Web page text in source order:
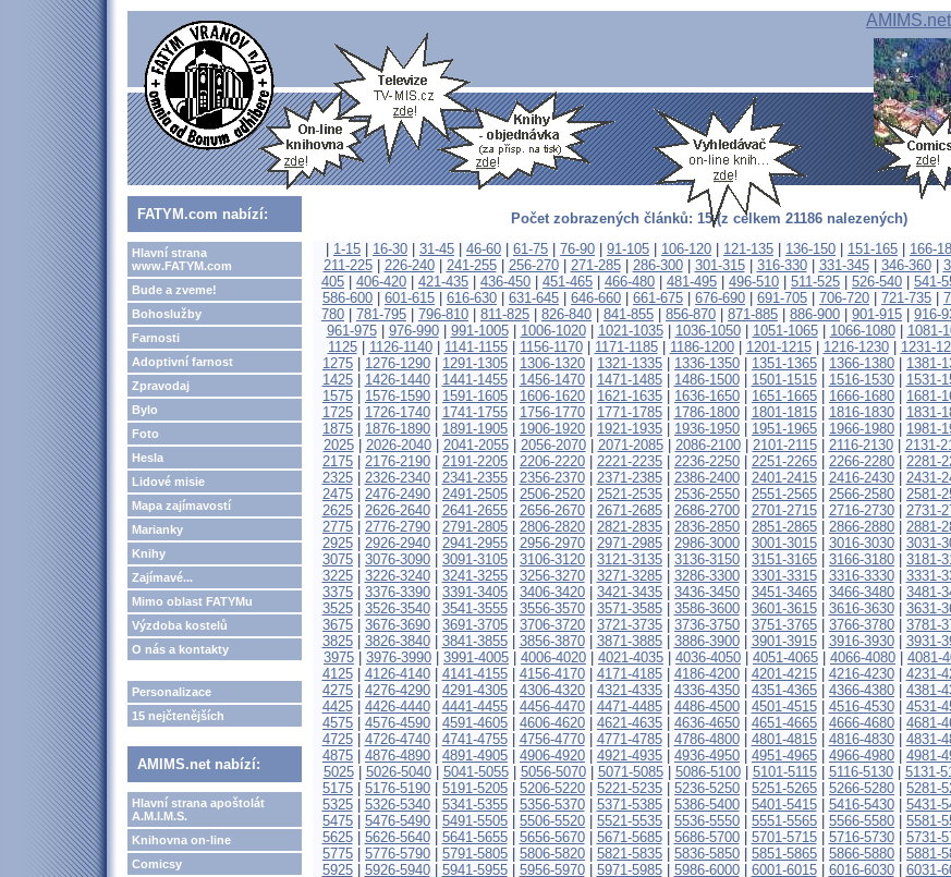
AMIMS.net
FATYM.com nabízí:
Hlavní strana
www.FATYM.com
Bude a zveme!
Bohoslužby
Farnosti
Adoptivní farnost
Zpravodaj
Bylo
Foto
Hesla
Lidové misie
Mapa zajímavostí
Marianky
Knihy
Zajímavé...
Mimo oblast FATYMu
Výzdoba kostelů
O nás a kontakty
Personalizace
15 nejčtenějších
AMIMS.net nabízí:
Hlavní strana apoštolát
A.M.I.M.S.
Knihovna on-line
Comicsy
Počet zobrazených článků: 15 (z celkem 21186 nalezených)
1-15 16-30 31-45 46-60 61-75 76-90 91-105 106-120 121-135 136-150 151-165 166-
211-225| 226-240| 241-255| 256-270| 271-285| 286-300| 301-315| 316-330| 331-345| 346-360|
405
406-420 421-435 436-450 451-465 466-480 481-495 496-510 511-525 526-540 541-
586-600
601-615 616-630 631-645 646-660 661-675 676-690 691-705 706-720 721-735
780
781-795 796-810 811-825 826-840 841-855 856-870 871-885 886-900 901-915 916-
961-975| 976-990| 991-1005| 1006-1020| 1021-1035| 1036-1050| 1051-1065| 1066-1080| 1081-
1125| 1126-1140| 1141-1155| 1156-1170| 1171-1185| 1186-1200| 1201-1215| 1216-1230| 1231-
1275
1276-1290 1291-1305 1306-1320 1321-1335 1336-1350 1351-1365 1366-1380 1381-
1425| 1426-1440| 1441-1455| 1456-1470| 1471-1485| 1486-1500| 1501-1515| 1516-1530| 1531-
1575
1576-1590 1591-1605 1606-1620 1621-1635 1636-1650 1651-1665 1666-1680 1681-
1725| 1726-1740| 1741-1755| 1756-1770| 1771-1785| 1786-1800| 1801-1815| 1816-1830| 1831-
1875
1876-1890 1891-1905 1906-1920 1921-1935 1936-1950 1951-1965 1966-1980 1981-
2025| 2026-2040| 2041-2055| 2056-2070| 2071-2085| 2086-2100| 2101-2115| 2116-2130| 2131-
2175
2176-2190 2191-2205 2206-2220 2221-2235 2236-2250 2251-2265 2266-2280 2281-
2325| 2326-2340| 2341-2355| 2356-2370| 2371-2385| 2386-2400| 2401-2415| 2416-2430| 2431-
2475
2476-2490 2491-2505 2506-2520 2521-2535 2536-2550 2551-2565 2566-2580 2581-
2625| 2626-2640| 2641-2655| 2656-2670| 2671-2685| 2686-2700| 2701-2715| 2716-2730| 2731-
2775
2776-2790 2791-2805 2806-2820 2821-2835 2836-2850 2851-2865 2866-2880 2881-
2925| 2926-2940| 2941-2955| 2956-2970| 2971-2985| 2986-3000| 3001-3015| 3016-3030| 3031-
3075
3076-3090 3091-3105 3106-3120 3121-3135 3136-3150 3151-3165 3166-3180 3181-
3225| 3226-3240| 3241-3255| 3256-3270| 3271-3285| 3286-3300| 3301-3315| 3316-3330| 3331-
3375
3376-3390 3391-3405 3406-3420 3421-3435 3436-3450 3451-3465 3466-3480 3481-
3525| 3526-3540| 3541-3555| 3556-3570| 3571-3585| 3586-3600| 3601-3615| 3616-3630| 3631-
3675
3676-3690 3691-3705 3706-3720 3721-3735 3736-3750 3751-3765 3766-3780 3781-
3825| 3826-3840| 3841-3855| 3856-3870| 3871-3885| 3886-3900| 3901-3915| 3916-3930| 3931-
3975
3976-3990 3991-4005 4006-4020 4021-4035 4036-4050 4051-4065 4066-4080 4081-
4125| 4126-4140| 4141-4155| 4156-4170| 4171-4185| 4186-4200| 4201-4215| 4216-4230| 4231-
4275
4276-4290 4291-4305 4306-4320 4321-4335 4336-4350 4351-4365 4366-4380 4381-
4425| 4426-4440| 4441-4455| 4456-4470| 4471-4485| 4486-4500| 4501-4515| 4516-4530| 4531-
4575
4576-4590 4591-4605 4606-4620 4621-4635 4636-4650 4651-4665 4666-4680 4681-
4725| 4726-4740| 4741-4755| 4756-4770| 4771-4785| 4786-4800| 4801-4815| 4816-4830| 4831-
4875
4876-4890 4891-4905 4906-4920 4921-4935 4936-4950 4951-4965 4966-4980 4981-
5025| 5026-5040| 5041-5055| 5056-5070| 5071-5085| 5086-5100| 5101-5115| 5116-5130| 5131-
5175
5176-5190 5191-5205 5206-5220 5221-5235 5236-5250 5251-5265 5266-5280 5281-
5325| 5326-5340| 5341-5355| 5356-5370| 5371-5385| 5386-5400| 5401-5415| 5416-5430| 5431-
5475
5476-5490 5491-5505 5506-5520 5521-5535 5536-5550 5551-5565 5566-5580 5581-
5625| 5626-5640| 5641-5655| 5656-5670| 5671-5685| 5686-5700| 5701-5715| 5716-5730| 5731-
5775
5776-5790 5791-5805 5806-5820 5821-5835 5836-5850 5851-5865 5866-5880 5881-
5925| 5926-5940| 5941-5955| 5956-5970| 5971-5985| 5986-6000| 6001-6015| 6016-6030| 6031-